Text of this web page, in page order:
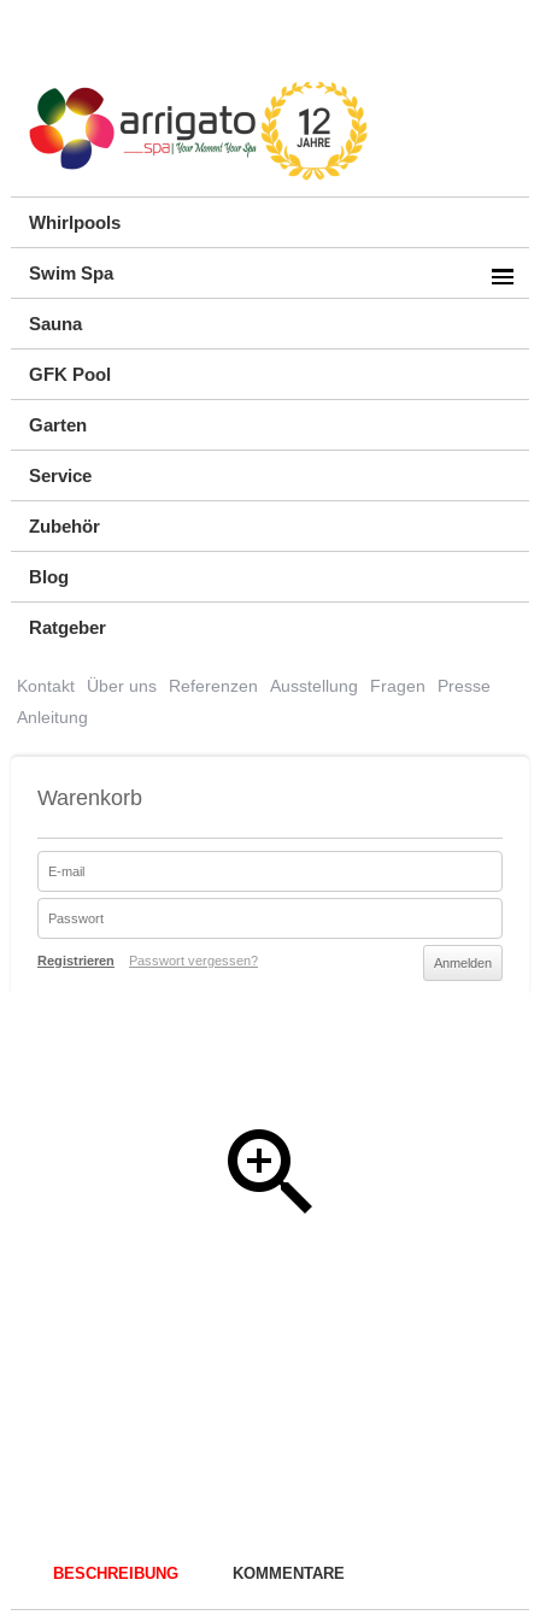
Whirlpools
Swim Spa
Sauna
GFK Pool
Garten
Service
Zubehör
Blog
Ratgeber
Kontakt Über uns Referenzen Ausstellung Fragen
Presse
Anleitung
Warenkorb
Registrieren Passwort vergessen?
BESCHREIBUNG KOMMENTARE